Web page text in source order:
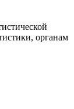
органам